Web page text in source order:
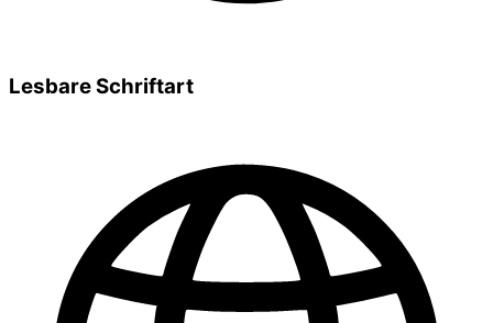
Lesbare Schriftart